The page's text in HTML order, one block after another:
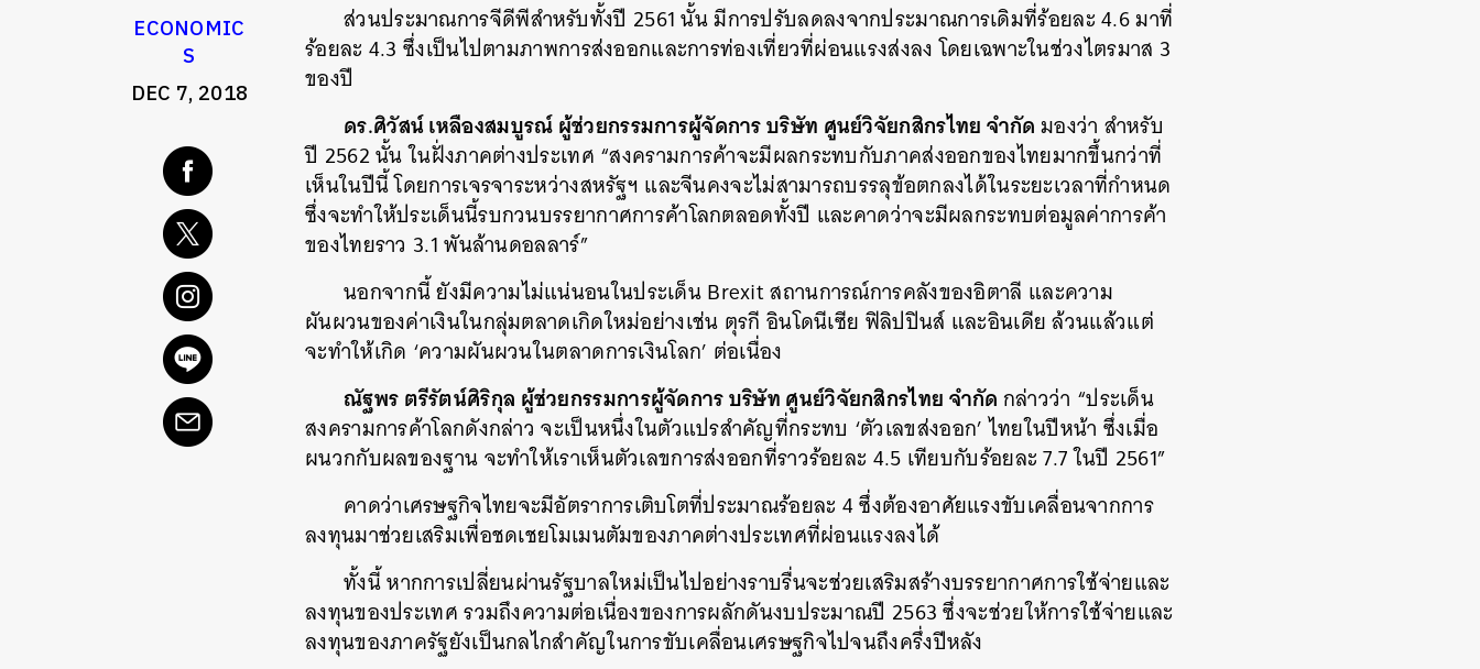
ECONOMIC
S
DEC 7, 2018
ส่วนประมาณการจีดีพีสำหรับทั้งปี 2561 นั้น มีการปรับลดลงจากประมาณการเดิมที่ร้อยละ 4.6 มาที่
ร้อยละ 4.3 ซึ่งเป็นไปตามภาพการส่งออกและการท่องเที่ยวที่ผ่อนแรงส่งลง โดยเฉพาะในช่วงไตรมาส 3
ของปี
ดร.ศิวัสน์ เหลืองสมบูรณ์ ผู้ช่วยกรรมการผู้จัดการ บริษัท ศูนย์วิจัยกสิกรไทย จำกัดมองว่า สำหรับ
ปี 2562 นั้น ในฝั่งภาคต่างประเทศ “สงครามการค้าจะมีผลกระทบกับภาคส่งออกของไทยมากขึ้นกว่าที่
เห็นในปีนี้ โดยการเจรจาระหว่างสหรัฐฯ และจีนคงจะไม่สามารถบรรลุข้อตกลงได้ในระยะเวลาที่กำหนด
ซึ่งจะทำให้ประเด็นนี้รบกวนบรรยากาศการค้าโลกตลอดทั้งปี และคาดว่าจะมีผลกระทบต่อมูลค่าการค้า
ของไทยราว 3.1 พันล้านดอลลาร์”
นอกจากนี้ ยังมีความไม่แน่นอนในประเด็น Brexit สถานการณ์การคลังของอิตาลี และความ
ผันผวนของค่าเงินในกลุ่มตลาดเกิดใหม่อย่างเช่น ตุรกี อินโดนีเซีย ฟิลิปปินส์ และอินเดีย ล้วนแล้วแต่
จะทำให้เกิด ‘ความผันผวนในตลาดการเงินโลก’ ต่อเนื่อง
ณัฐพร ตรีรัตน์ศิริกุล ผู้ช่วยกรรมการผู้จัดการ บริษัท ศูนย์วิจัยกสิกรไทย จำกัดกล่าวว่า “ประเด็น
สงครามการค้าโลกดังกล่าว จะเป็นหนึ่งในตัวแปรสำคัญที่กระทบ ‘ตัวเลขส่งออก’ไทยในปีหน้า ซึ่งเมื่อ
ผนวกกับผลของฐาน จะทำให้เราเห็นตัวเลขการส่งออกที่ราวร้อยละ 4.5 เทียบกับร้อยละ 7.7 ในปี 2561”
คาดว่าเศรษฐกิจไทยจะมีอัตราการเติบโตที่ประมาณร้อยละ 4 ซึ่งต้องอาศัยแรงขับเคลื่อนจากการ
ลงทุนมาช่วยเสริมเพื่อชดเชยโมเมนตัมของภาคต่างประเทศที่ผ่อนแรงลงได้
ทั้งนี้ หากการเปลี่ยนผ่านรัฐบาลใหม่เป็นไปอย่างราบรื่นจะช่วยเสริมสร้างบรรยากาศการใช้จ่ายและ
ลงทุนของประเทศ รวมถึงความต่อเนื่องของการผลักดันงบประมาณปี 2563 ซึ่งจะช่วยให้การใช้จ่ายและ
ลงทุนของภาครัฐยังเป็นกลไกสำคัญในการขับเคลื่อนเศรษฐกิจไปจนถึงครึ่งปีหลัง